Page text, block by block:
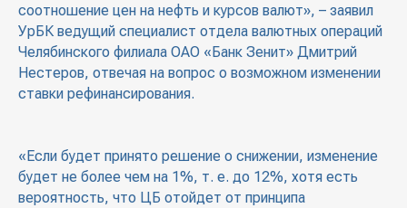
соотношение цен на нефть и курсов валют», – заявил
УрБК ведущий специалист отдела валютных операций
Челябинского филиала ОАО «Банк Зенит» Дмитрий
Нестеров, отвечая на вопрос о возможном изменении
ставки рефинансирования.
«Если будет принято решение о снижении, изменение
будет не более чем на 1%, т. е. до 12%, хотя есть
вероятность, что ЦБ отойдет от принципа